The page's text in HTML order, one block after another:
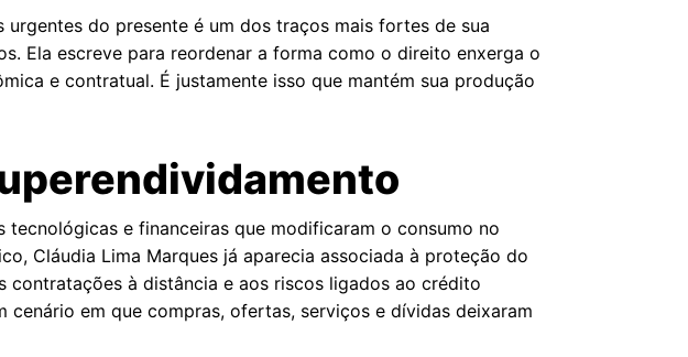
do presente é um dos traços mais fortes de sua
Ela escreve para reordenar a forma como o direito enxerga o
e contratual. É justamente isso que mantém sua produção
e financeiras que modificaram o consumo no
Cláudia Lima Marques já aparecia associada à proteção do
à distância e aos riscos ligados ao crédito
em que compras, ofertas, serviços e dívidas deixaram